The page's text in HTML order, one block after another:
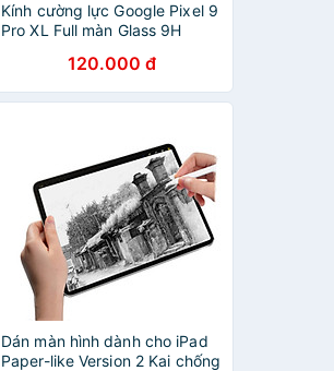
Kính cường lực Google Pixel 9
Pro XL Full màn Glass 9H
120.000 đ
Dán màn hình dành cho iPad
Paper-like Version 2 Kai chống